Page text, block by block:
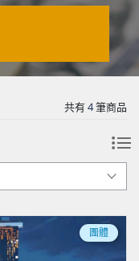
共有4筆商品
團體